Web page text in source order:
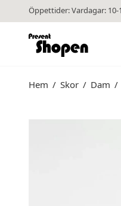
Öppettider: Vardagar: 10-
Hem / Skor / Dam /